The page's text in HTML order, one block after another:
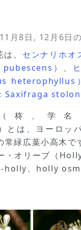
11月8日, 12月6日
、 センナリホオ
）
、
heterophyllus
Saxifraga
柊、学名：
は、ヨーロッ
緑広葉小高木で
・オリーブ（
holly、holly